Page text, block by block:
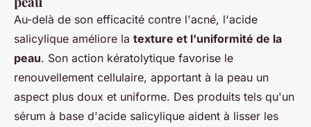
Au-delà de son efficacité contre l'acné, l'acide
salicylique améliore la texture et l'uniformité de la
peau. Son action kératolytique favorise le
renouvellement cellulaire, apportant à la peau un
aspect plus doux et uniforme. Des produits tels qu'un
sérum à base d'acide salicylique aident à lisser les